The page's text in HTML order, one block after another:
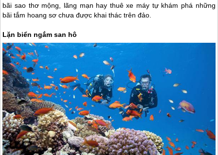
bãi sao thơ mộng, lãng mạn hay thuê xe máy tự khám phá những
bãi tắm hoang sơ chưa được khai thác trên đảo.
Lặn biển ngắm san hô